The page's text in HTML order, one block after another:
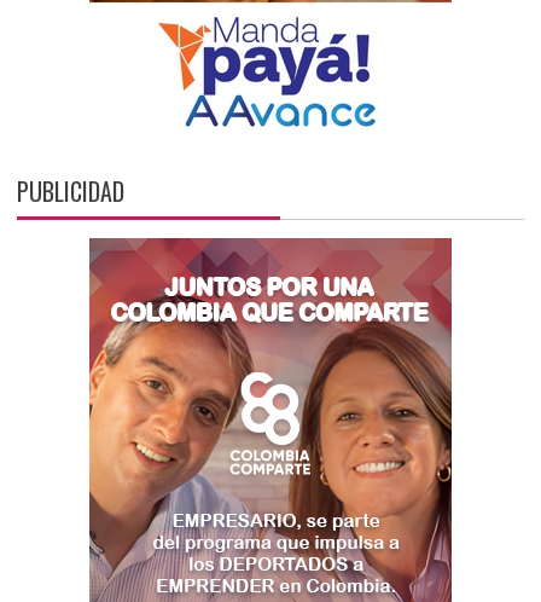
PUBLICIDAD